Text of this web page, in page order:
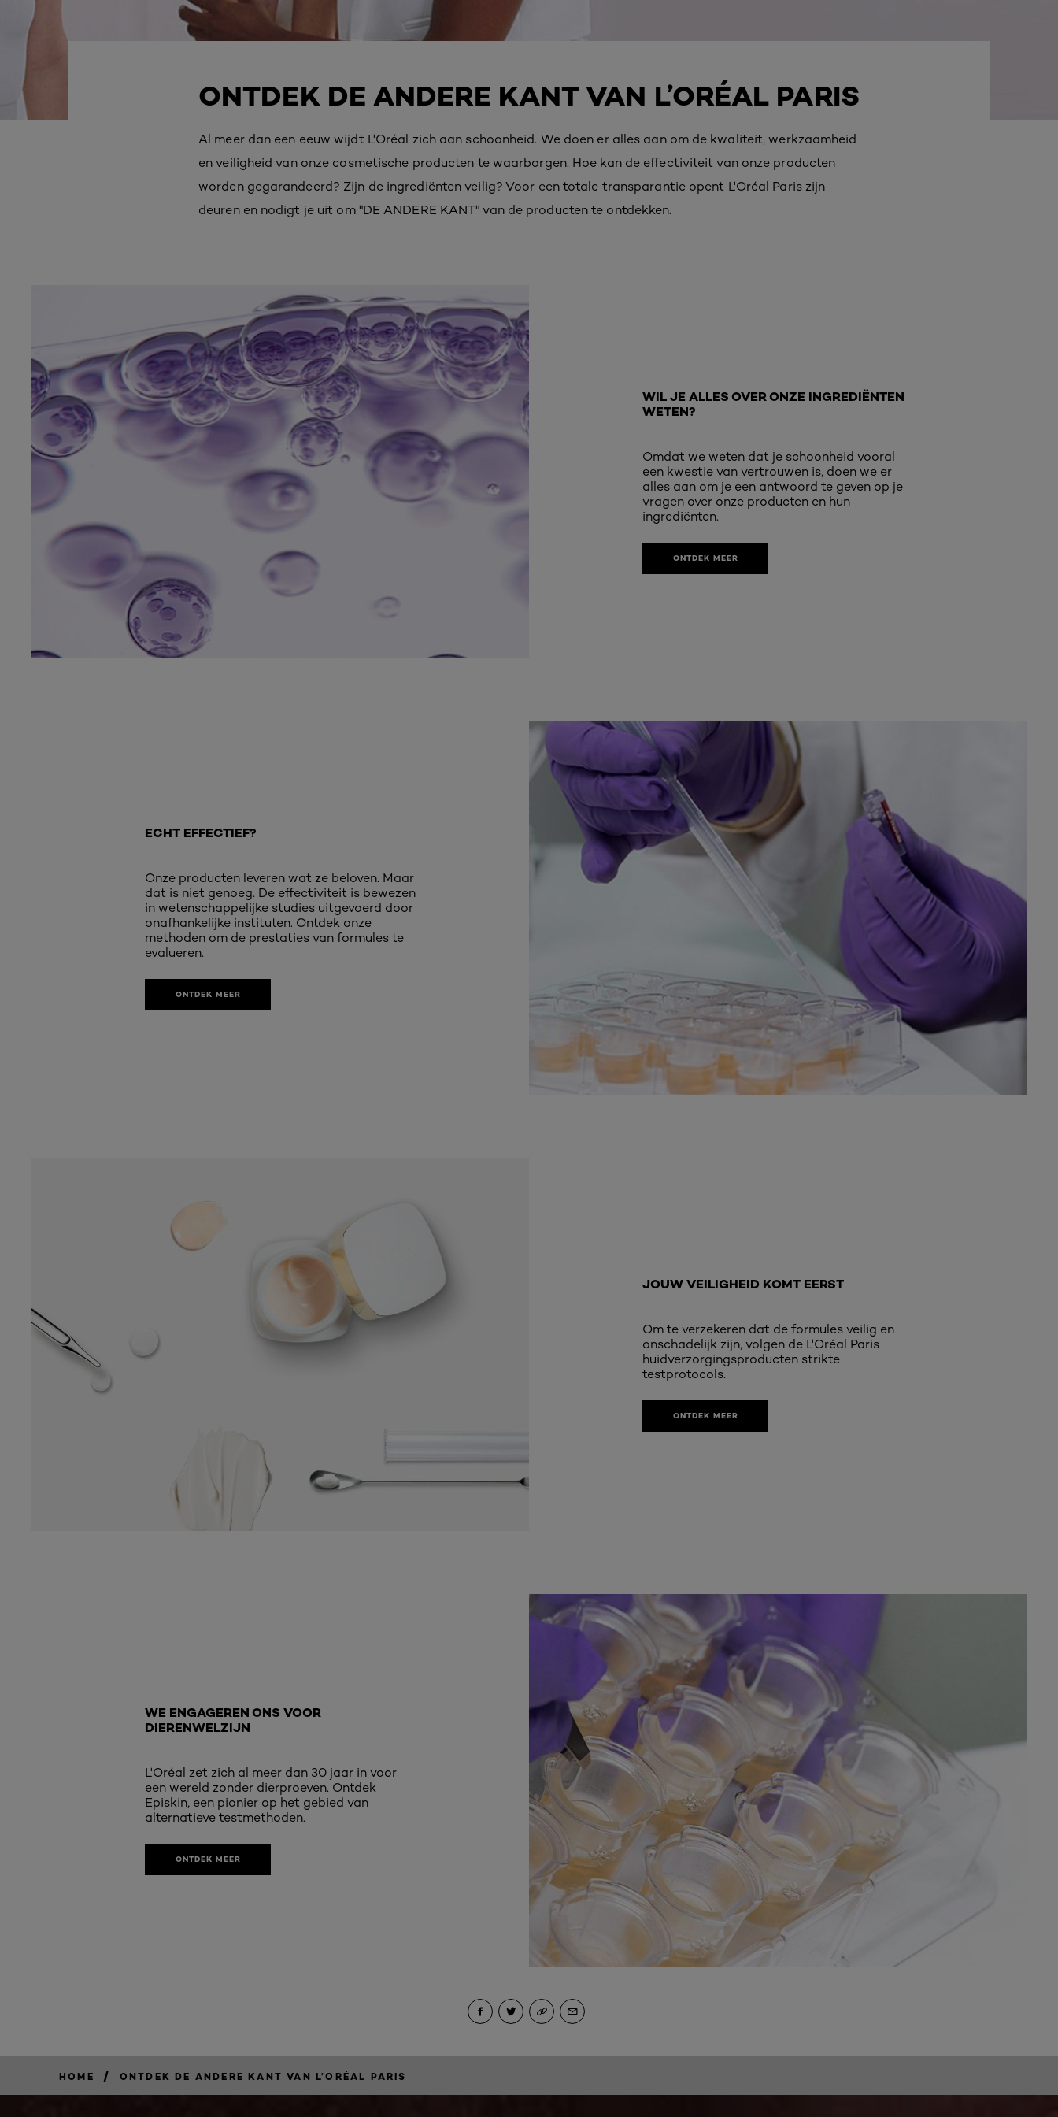
ONTDEK DE ANDERE KANT VAN L’ORÉAL PARIS
Al meer dan een eeuw wijdt L'Oréal zich aan schoonheid. We doen er alles aan om de kwaliteit, werkzaamheid
en veiligheid van onze cosmetische producten te waarborgen. Hoe kan de effectiviteit van onze producten
worden gegarandeerd? Zijn de ingrediënten veilig? Voor een totale transparantie opent L'Oréal Paris zijn
deuren en nodigt je uit om "DE ANDERE KANT" van de producten te ontdekken.
WIL JE ALLES OVER ONZE INGREDIËNTEN
WETEN?
Omdat we weten dat je schoonheid vooral
een kwestie van vertrouwen is, doen we er
alles aan om je een antwoord te geven op je
vragen over onze producten en hun
ingrediënten.
ONTDEK MEER
ECHT EFFECTIEF?
Onze producten leveren wat ze beloven. Maar
dat is niet genoeg. De effectiviteit is bewezen
in wetenschappelijke studies uitgevoerd door
onafhankelijke instituten. Ontdek onze
methoden om de prestaties van formules te
evalueren.
ONTDEK MEER
JOUW VEILIGHEID KOMT EERST
Om te verzekeren dat de formules veilig en
onschadelijk zijn, volgen de L'Oréal Paris
huidverzorgingsproducten strikte
testprotocols.
ONTDEK MEER
WE ENGAGEREN ONS VOOR
DIERENWELZIJN
L'Oréal zet zich al meer dan 30 jaar in voor
een wereld zonder dierproeven. Ontdek
Episkin, een pionier op het gebied van
alternatieve testmethoden.
ONTDEK MEER
HOME / ONTDEK DE ANDERE KANT VAN L’ORÉAL PARIS